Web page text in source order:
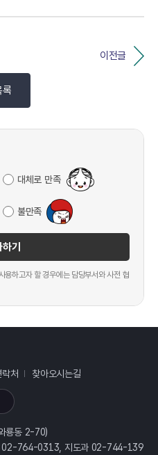
이전글
록
대체로 만족
불만족
기
용하고자 할 경우에는 담당부서와 사전 협
락처 찾아오시는길
룡동 2-70)
02-764-0313, 지도과 02-744-139